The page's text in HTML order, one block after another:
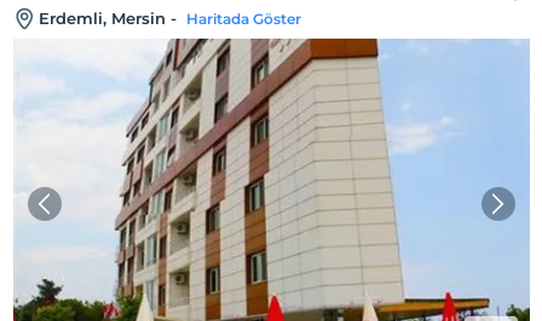
Erdemli, Mersin - Haritada Göster